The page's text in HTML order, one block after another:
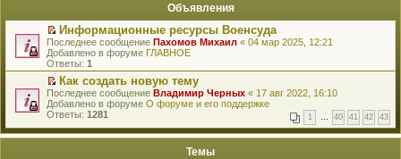
Объявления
П
е
р
е
й
т
и
к
е
Информационные ресурсы Военсуда
Последнее сообщение Пахомов Михаил « 04 мар 2025, 12:21
Добавлено в форуме ГЛАВНОЕ
Ответы: 1
П
е
р
й
Как создать новую тему
Последнее сообщение Владимир Черных « 17 авг 2022, 16:10
Добавлено в форуме О форуме и его поддержке
Ответы: 1281 1 … 40 41 42 43
Темы